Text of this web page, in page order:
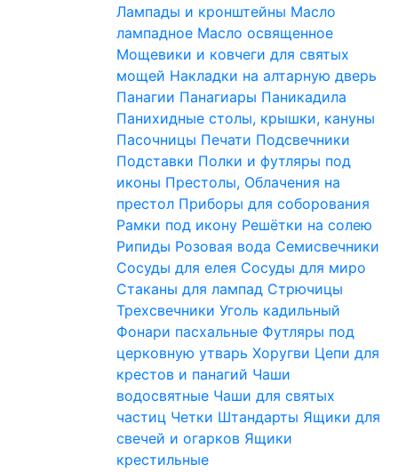
Лампады и кронштейны Масло
лампадное Масло освященное
Мощевики и ковчеги для святых
мощей Накладки на алтарную дверь
Панагии Панагиары Паникадила
Панихидные столы, крышки, кануны
Пасочницы Печати Подсвечники
Подставки Полки и футляры под
иконы Престолы, Облачения на
престол Приборы для соборования
Рамки под икону Решётки на солею
Рипиды Розовая вода Семисвечники
Сосуды для елея Сосуды для миро
Стаканы для лампад Стрючицы
Трехсвечники Уголь кадильный
Фонари пасхальные Футляры под
церковную утварь Хоругви Цепи для
крестов и панагий Чаши
водосвятные Чаши для святых
частиц Четки Штандарты Ящики для
свечей и огарков Ящики
крестильные